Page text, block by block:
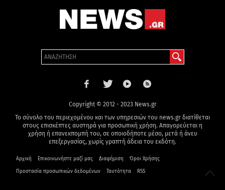
Copyright © 2012 - 2023 News.gr
Το σύνολο του περιεχομένου και των υπηρεσιών του news.gr διατίθεται
στους επισκέπτες αυστηρά για προσωπική χρήση. Απαγορεύεται η
χρήση ή επανεκπομπή του, σε οποιοδήποτε μέσο, μετά ή άνευ
επεξεργασίας, χωρίς γραπτή άδεια του εκδότη.
Αρχική Επικοινωνήστε μαζί μας Διαφήμιση Όροι Χρήσης
Προστασία προσωπικών δεδομένων Ταυτότητα RSS